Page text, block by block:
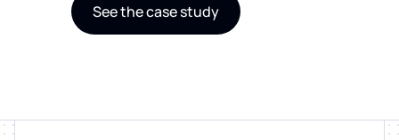
See the case study